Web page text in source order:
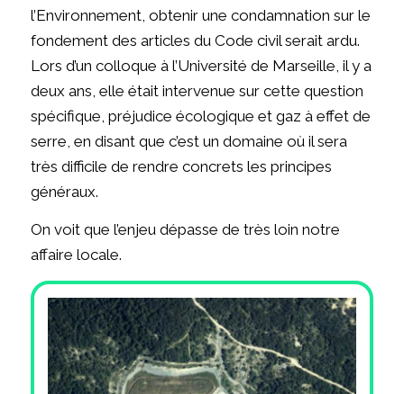
l’Environnement, obtenir une condamnation sur le
fondement des articles du Code civil serait ardu.
Lors d’un colloque à l’Université de Marseille, il y a
deux ans, elle était intervenue sur cette question
spécifique, préjudice écologique et gaz à effet de
serre, en disant que c’est un domaine où il sera
très difficile de rendre concrets les principes
généraux.
On voit que l’enjeu dépasse de très loin notre
affaire locale.